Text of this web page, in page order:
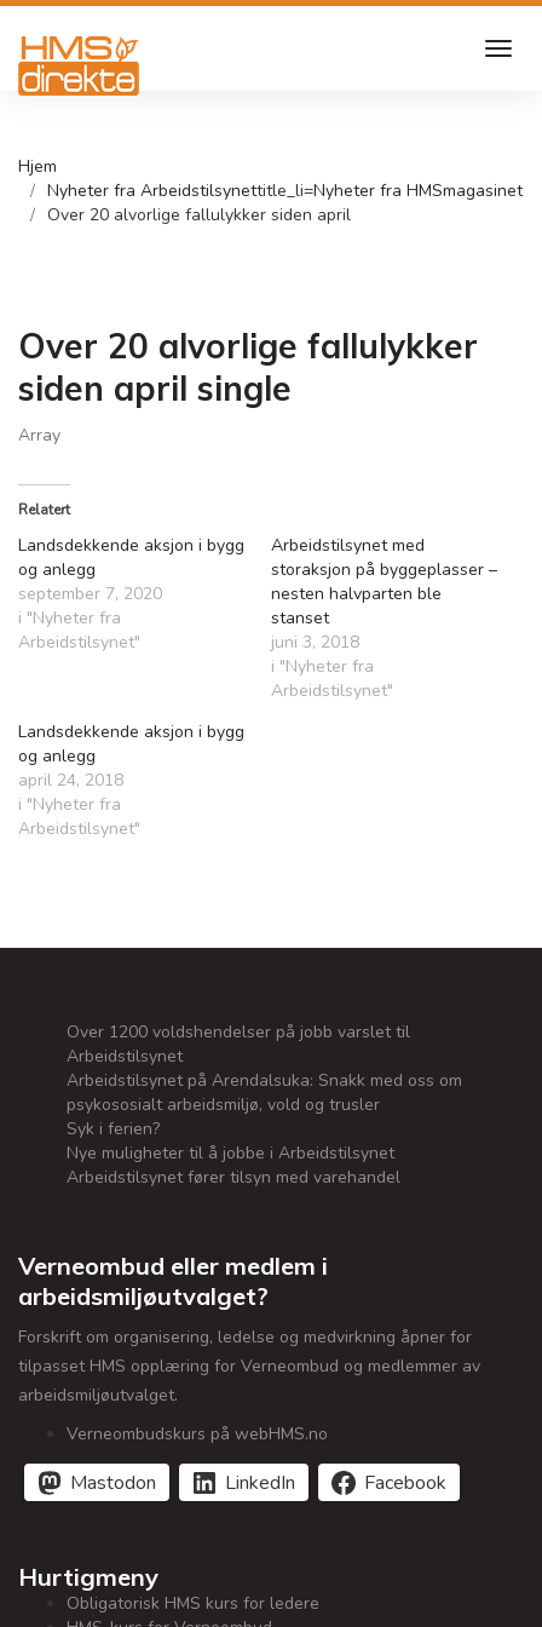
Hjem
Nyheter fra Arbeidstilsynettitle_li=Nyheter fra HMSmagasinet
Over 20 alvorlige fallulykker siden april
Over 20 alvorlige fallulykker
siden april single
Array
Relatert
Landsdekkende aksjon i bygg
og anlegg
september 7, 2020
i "Nyheter fra
Arbeidstilsynet"
Arbeidstilsynet med
storaksjon på byggeplasser –
nesten halvparten ble
stanset
juni 3, 2018
i "Nyheter fra
Arbeidstilsynet"
Landsdekkende aksjon i bygg
og anlegg
april 24, 2018
i "Nyheter fra
Arbeidstilsynet"
Over 1200 voldshendelser på jobb varslet til
Arbeidstilsynet
Arbeidstilsynet på Arendalsuka: Snakk med oss om
psykososialt arbeidsmiljø, vold og trusler
Syk i ferien?
Nye muligheter til å jobbe i Arbeidstilsynet
Arbeidstilsynet fører tilsyn med varehandel
Verneombud eller medlem i
arbeidsmiljøutvalget?
Forskrift om organisering, ledelse og medvirkning åpner for
tilpasset HMS opplæring for Verneombud og medlemmer av
arbeidsmiljøutvalget.
Verneombudskurs på webHMS.no
Mastodon LinkedIn Facebook
Hurtigmeny
Obligatorisk HMS kurs for ledere